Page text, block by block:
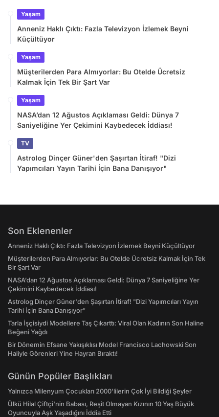
Yaşam
Anneniz Haklı Çıktı: Fazla Televizyon İzlemek Beyni
Küçültüyor
Yaşam
Müşterilerden Para Almıyorlar: Bu Otelde Ücretsiz
Kalmak İçin Tek Bir Şart Var
Yaşam
NASA’dan 12 Ağustos Açıklaması Geldi: Dünya 7
Saniyeliğine Yer Çekimini Kaybedecek İddiası!
TV
Astrolog Dinçer Güner'den Şaşırtan İtiraf! "Dizi
Yapımcıları Yayın Tarihi İçin Bana Danışıyor"
Son Eklenenler
Anneniz Haklı Çıktı: Fazla Televizyon İzlemek Beyni Küçültüyor
Müşterilerden Para Almıyorlar: Bu Otelde Ücretsiz Kalmak İçin Tek
Bir Şart Var
NASA’dan 12 Ağustos Açıklaması Geldi: Dünya 7 Saniyeliğine Yer
Çekimini Kaybedecek İddiası!
Astrolog Dinçer Güner'den Şaşırtan İtiraf! "Dizi Yapımcıları Yayın
Tarihi İçin Bana Danışıyor"
Tarla İşçisiydi Modellere Taş Çıkarttı: Viral Olan Kadının Son Haline
Beğeni Yağdı
Bir Dönemin Efsane Yakışıklısı Model Francisco Lachowski Son
Haliyle Görenleri Yine Hayran Bıraktı!
Günün Popüler Başlıkları
Yalnızca Milenyum Çocukları 2000'lilerin Çok İyi Bildiği Şeyler
Ülkü Hilal Çiftçi'nin Babası, Reşit Olmayan Kızının 10 Yaş Büyük
Oyuncuyla Aşk Yaşadığını İddia Etti